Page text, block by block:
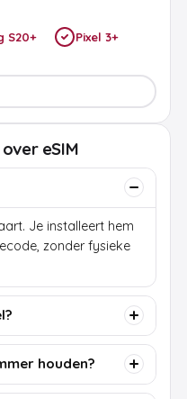
S20+ Pixel 3+
eSIM
Je installeert hem
zonder fysieke
houden?